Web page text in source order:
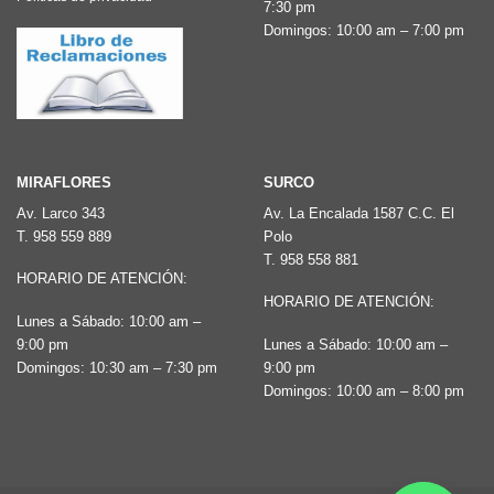
página
de
producto
la
7:30 pm
Domingos: 10:00 am – 7:00 pm
MIRAFLORES
Av. Larco 343
T. 958 559 889
HORARIO DE ATENCIÓN:
Lunes a Sábado: 10:00 am –
9:00 pm
Domingos: 10:30 am – 7:30 pm
SURCO
Av. La Encalada 1587 C.C. El
Polo
T. 958 558 881
HORARIO DE ATENCIÓN:
Lunes a Sábado: 10:00 am –
9:00 pm
Domingos: 10:00 am – 8:00 pm